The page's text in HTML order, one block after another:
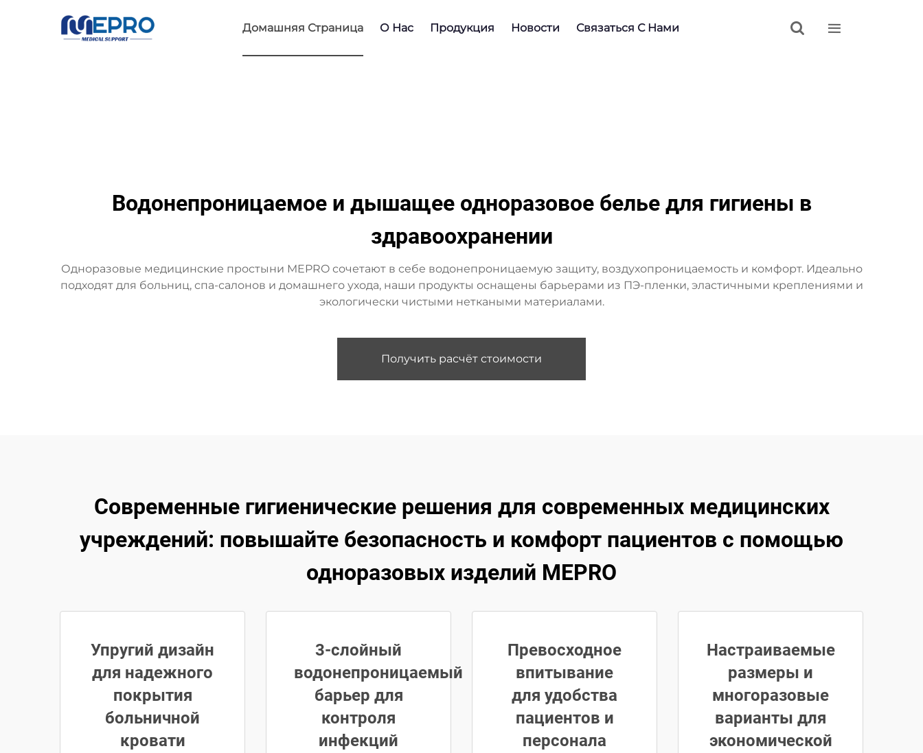
Домашняя Страница О Нас Продукция Новости Связаться С Нами  
Водонепроницаемое и дышащее одноразовое белье для гигиены в
здравоохранении
Одноразовые медицинские простыни MEPRO сочетают в себе водонепроницаемую защиту, воздухопроницаемость и комфорт. Идеально
подходят для больниц, спа-салонов и домашнего ухода, наши продукты оснащены барьерами из ПЭ-пленки, эластичными креплениями и
экологически чистыми неткаными материалами.
Получить расчёт стоимости
Современные гигиенические решения для современных медицинских
учреждений: повышайте безопасность и комфорт пациентов с помощью
одноразовых изделий MEPRO
Упругий дизайн
для надежного
покрытия
больничной
кровати
3-слойный
водонепроницаемый
барьер для
контроля
инфекций
Превосходное
впитывание
для удобства
пациентов и
персонала
Настраиваемые
размеры и
многоразовые
варианты для
экономической